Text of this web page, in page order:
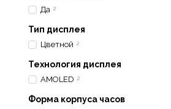
Да 2
Тип дисплея
Цветной 2
Технология дисплея
AMOLED 2
Форма корпуса часов